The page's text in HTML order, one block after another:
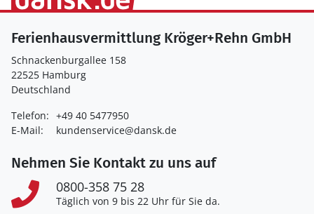
Ferienhausvermittlung Kröger+Rehn GmbH
Schnackenburgallee 158
22525 Hamburg
Deutschland
Telefon: +49 40 5477950
E-Mail:
kundenservice@dansk.de
Nehmen Sie Kontakt zu uns auf
0800-358 75 28
Täglich von 9 bis 22 Uhr für Sie da.